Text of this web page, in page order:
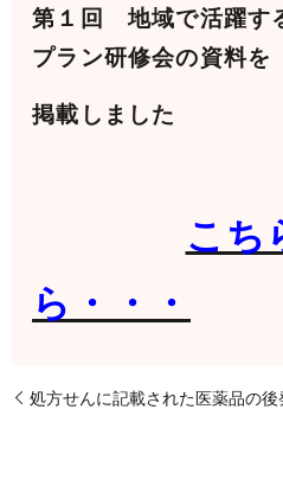
第１回 地域で活躍す
プラン研修会の資料を
掲載しました
こち
ら・・・
処方せんに記載された医薬品の